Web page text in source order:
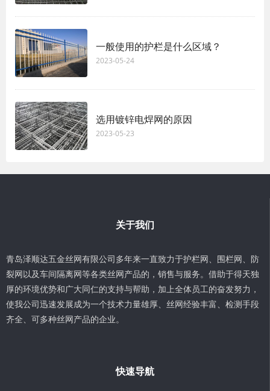
一般使用的护栏是什么区域？
2023-05-24
选用镀锌电焊网的原因
2023-05-23
关于我们
青岛泽顺达五金丝网有限公司多年来一直致力于护栏网、围栏网、防
裂网以及车间隔离网等各类丝网产品的，销售与服务。借助于得天独
厚的环境优势和广大同仁的支持与帮助，加上全体员工的奋发努力，
使我公司迅速发展成为一个技术力量雄厚、丝网经验丰富、检测手段
齐全、可多种丝网产品的企业。
快速导航